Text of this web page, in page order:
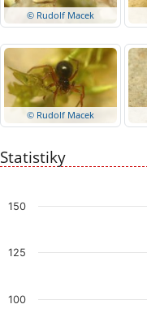
© Rudolf Macek
© Rudolf Macek
Statistiky
Chart
The chart has 1 Y axis
100
125
150